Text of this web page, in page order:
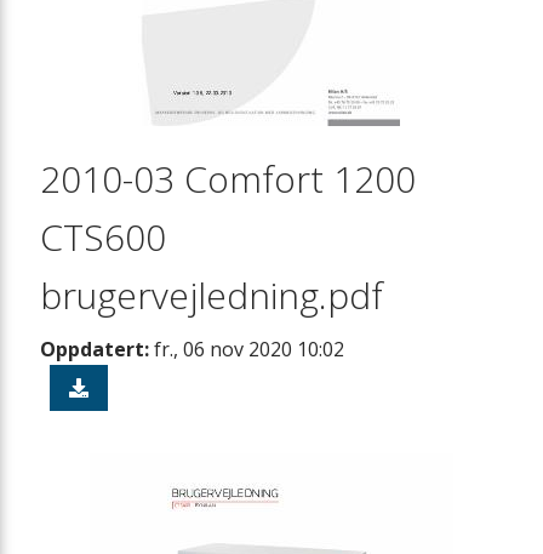
2010-03 Comfort 1200
CTS600
brugervejledning.pdf
Oppdatert:fr., 06 nov 2020 10:02